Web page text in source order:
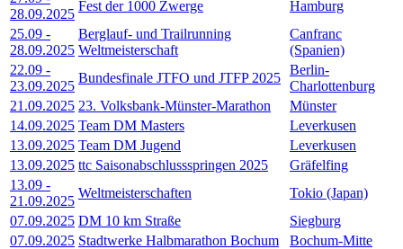
28.09.2025
Fest der 1000 Zwerge
Hamburg
25.09 -
28.09.2025
Berglauf- und Trailrunning
Weltmeisterschaft
Canfranc
(Spanien)
22.09 -
23.09.2025
Bundesfinale JTFO und JTFP 2025
Berlin-
Charlottenburg
21.09.2025 23. Volksbank-Münster-Marathon
Münster
14.09.2025 Team DM Masters
Leverkusen
13.09.2025 Team DM Jugend
Leverkusen
13.09.2025 ttc Saisonabschlussspringen 2025
Gräfelfing
13.09 -
21.09.2025
Weltmeisterschaften
Tokio (Japan)
07.09.2025 DM 10 km Straße
Siegburg
07.09.2025 Stadtwerke Halbmarathon Bochum
Bochum-Mitte